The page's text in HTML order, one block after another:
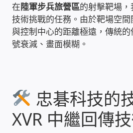
監視器安裝維修-實績案例
自動控制PLC專案設計-實
電子鎖安裝-實績案例
電腦資訊-實績案例
在陸軍步兵旅營區的射擊靶場
技術挑戰的任務。由於靶場空
與控制中心的距離極遠，傳統
號衰減、畫面模糊。
忠碁科技的
XVR 中繼回傳